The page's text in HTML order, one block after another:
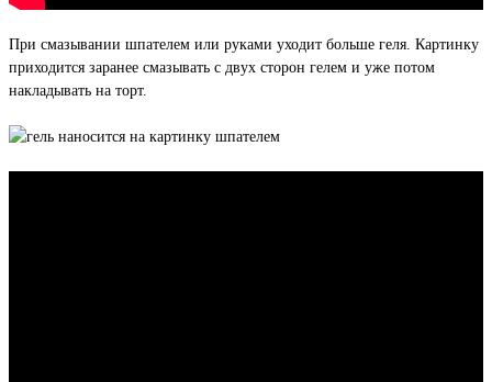
При смазывании шпателем или руками уходит больше геля. Картинку
приходится заранее смазывать с двух сторон гелем и уже потом
накладывать на торт.